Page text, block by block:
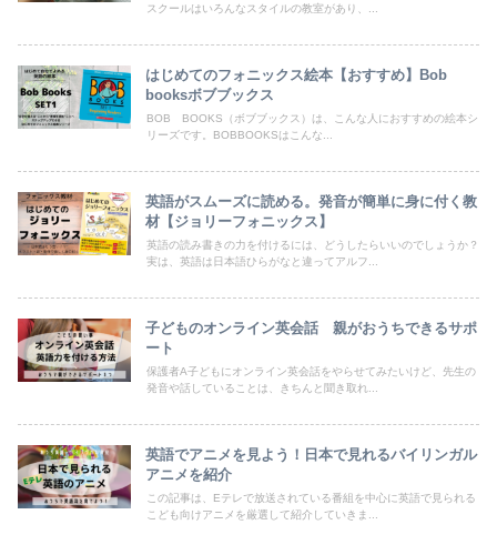
スクールはいろんなスタイルの教室があり、...
はじめてのフォニックス絵本【おすすめ】Bob
booksボブブックス
BOB BOOKS（ボブブックス）は、こんな人におすすめの絵本シ
リーズです。BOBBOOKSはこんな...
英語がスムーズに読める。発音が簡単に身に付く教
材【ジョリーフォニックス】
英語の読み書きの力を付けるには、どうしたらいいのでしょうか？
実は、英語は日本語ひらがなと違ってアルフ...
子どものオンライン英会話 親がおうちできるサポ
ート
保護者A子どもにオンライン英会話をやらせてみたいけど、先生の
発音や話していることは、きちんと聞き取れ...
英語でアニメを見よう！日本で見れるバイリンガル
アニメを紹介
この記事は、Eテレで放送されている番組を中心に英語で見られる
こども向けアニメを厳選して紹介していきま...